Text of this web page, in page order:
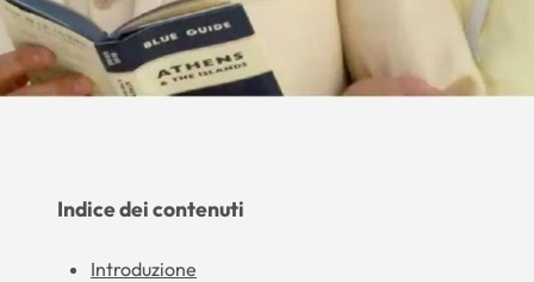
Indice dei contenuti
Introduzione